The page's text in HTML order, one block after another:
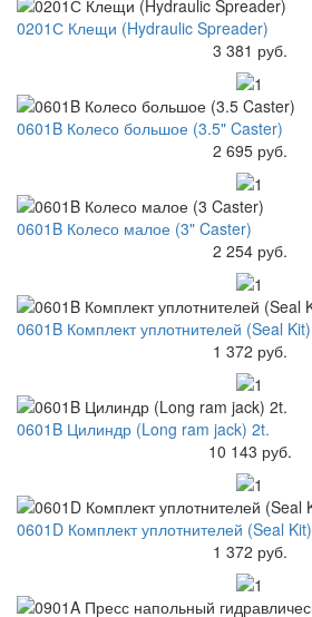
0201С Клещи (Hydraulic Spreader)
3 381 руб.
0601B Колесо большое (3.5" Caster)
2 695 руб.
0601B Колесо малое (3" Caster)
2 254 руб.
0601B Комплект уплотнителей (Seal Kit)
1 372 руб.
0601B Цилиндр (Long ram jack) 2t.
10 143 руб.
0601D Комплект уплотнителей (Seal Kit)
1 372 руб.